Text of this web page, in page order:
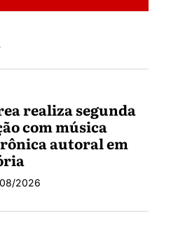
realiza segunda
com música
autoral em
2026